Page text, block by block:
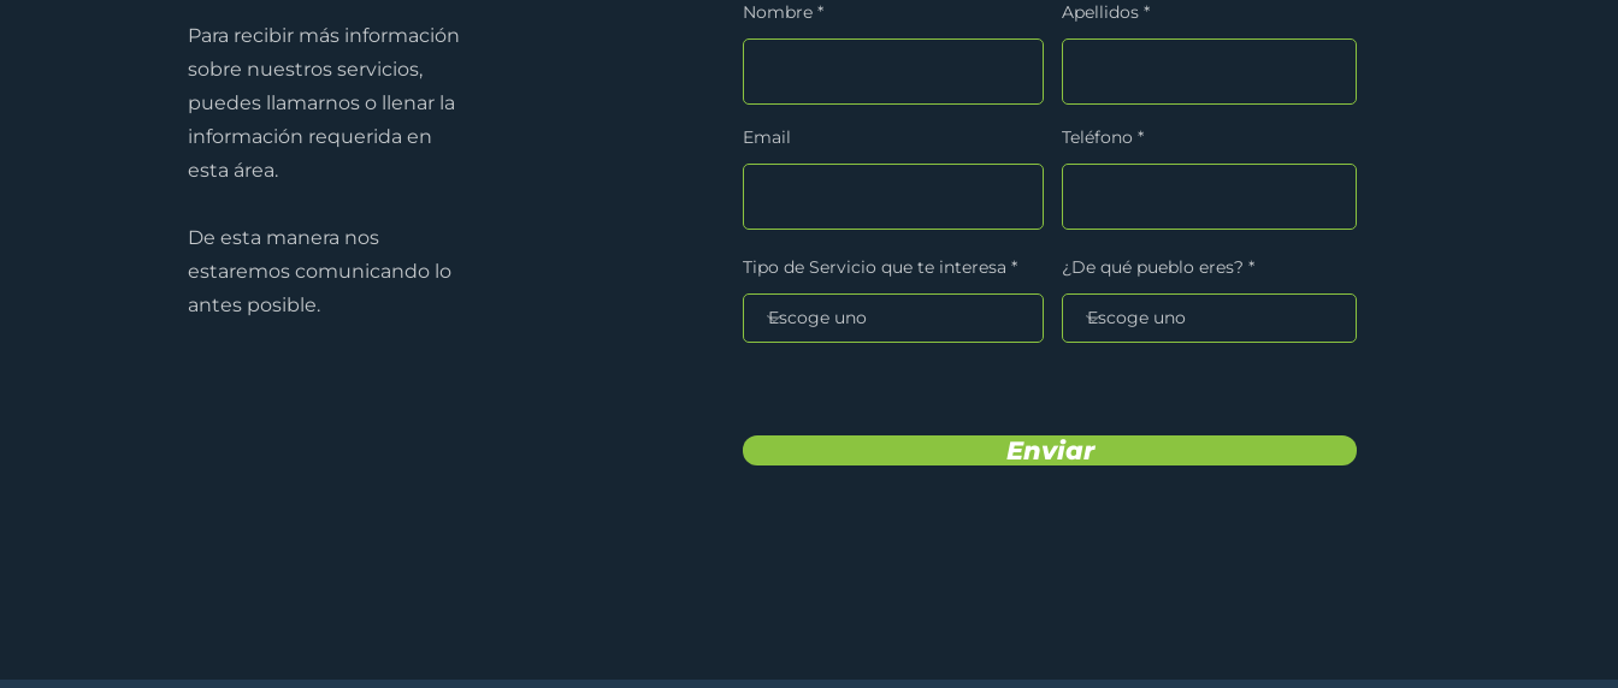
Para recibir más información
sobre nuestros servicios,
puedes llamarnos o llenar la
información requerida en
esta área.
De esta manera nos
estaremos comunicando lo
antes posible.
Nombre Apellidos
Email Teléfono
Tipo de Servicio que te interesa ¿De qué pueblo eres?
Enviar